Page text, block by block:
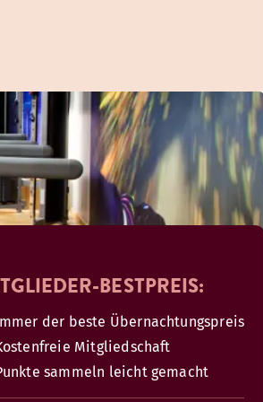
BESTPREIS:
der beste Übernachtungspreis
Mitgliedschaft
sammeln leicht gemacht